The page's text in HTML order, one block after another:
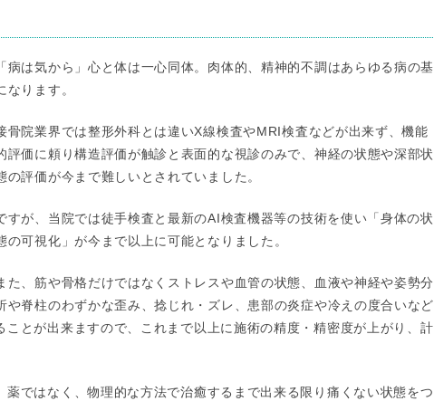
「病は気から」心と体は一心同体。肉体的、精神的不調はあらゆる病の基
なります。
骨院業界では整形外科とは違いX線検査やMRI検査などが出来ず、機能
評価に頼り構造評価が触診と表面的な視診のみで、神経の状態や深部状
の評価が今まで難しいとされていました。
すが、当院では徒手検査と最新のAI検査機器等の技術を使い「身体の状
の可視化」が今まで以上に可能となりました。
た、筋や骨格だけではなくストレスや血管の状態、血液や神経や姿勢分
や脊柱のわずかな歪み、捻じれ・ズレ、患部の炎症や冷えの度合いなど
とが出来ますので、これまで以上に施術の精度・精密度が上がり、計
ではなく、物理的な方法で治癒するまで出来る限り痛くない状態をつ